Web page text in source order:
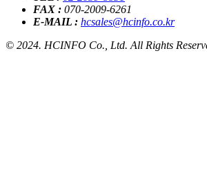
FAX : 070-2009-6261
E-MAIL : hcsales@hcinfo.co.kr​
© 2024. HCINFO Co., Ltd. All Rights